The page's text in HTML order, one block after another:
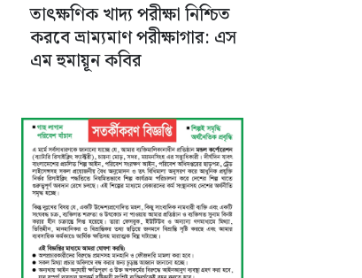
তাৎক্ষণিক খাদ্য পরীক্ষা নিশ্চিত
করবে ভ্রাম্যমাণ পরীক্ষাগার: এস
এম হুমায়ূন কবির